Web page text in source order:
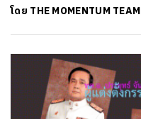
โดย THE MOMENTUM TEAM